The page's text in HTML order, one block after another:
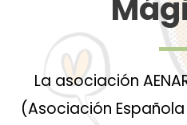
La asociación
(Asociación